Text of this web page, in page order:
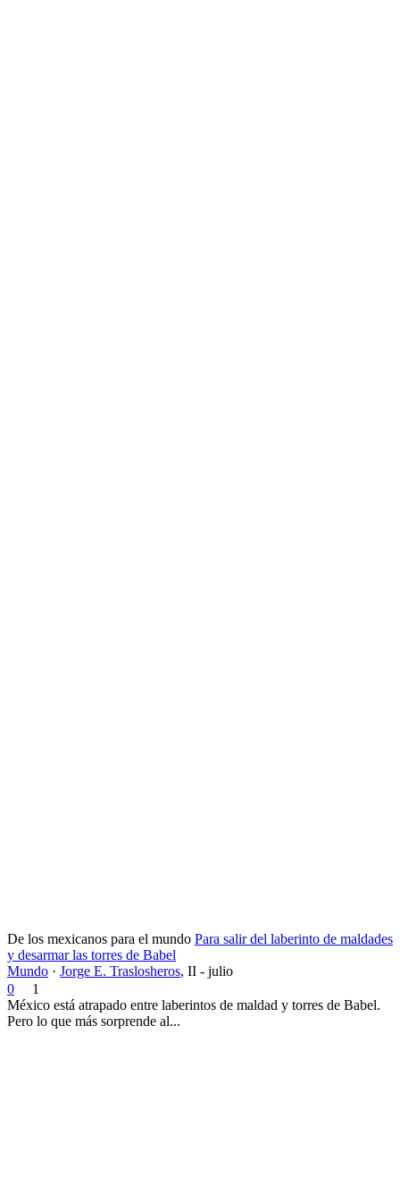
De los mexicanos para el mundo Para salir del laberinto de maldades
y desarmar las torres de Babel
Mundo · Jorge E. Traslosheros, II - julio
0
1
México está atrapado entre laberintos de maldad y torres de Babel.
Pero lo que más sorprende al...